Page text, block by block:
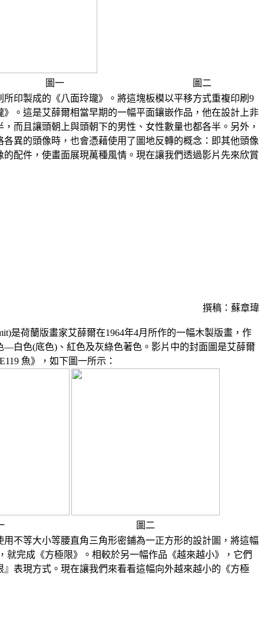
圖一
圖二
印製成的《八面玲瓏》。將這塊板模以平移方式重複印刷9
。這是艾薛爾相當早期的一幅平面鑲嵌作品，他在設計上非
而且讓頭朝上與頭朝下的男性、女性數量也都各半。另外，
異的頭像時，也會憑藉使用了圖地反轉的概念：即其他頭像
配件，使畫面展現萬種風情。現在讓我們透過影片先來欣賞
撰稿：蘇章瑋
是荷蘭版畫家艾薛爾在1964年4月所作的一幅木製版畫，作
―白色(底色)、紅色及灰綠色著色。影片中的封面圖是艾薛爾
魚》，如下圖一所示：
圖二
不等大小等腰直角三角形密鋪為一正方形的設計圖，將這幅
就完成《方極限》。相較於另一幅作品《越來越小》，它們
表現方式。現在讓我們來看看這幅向外越來越小的《方極